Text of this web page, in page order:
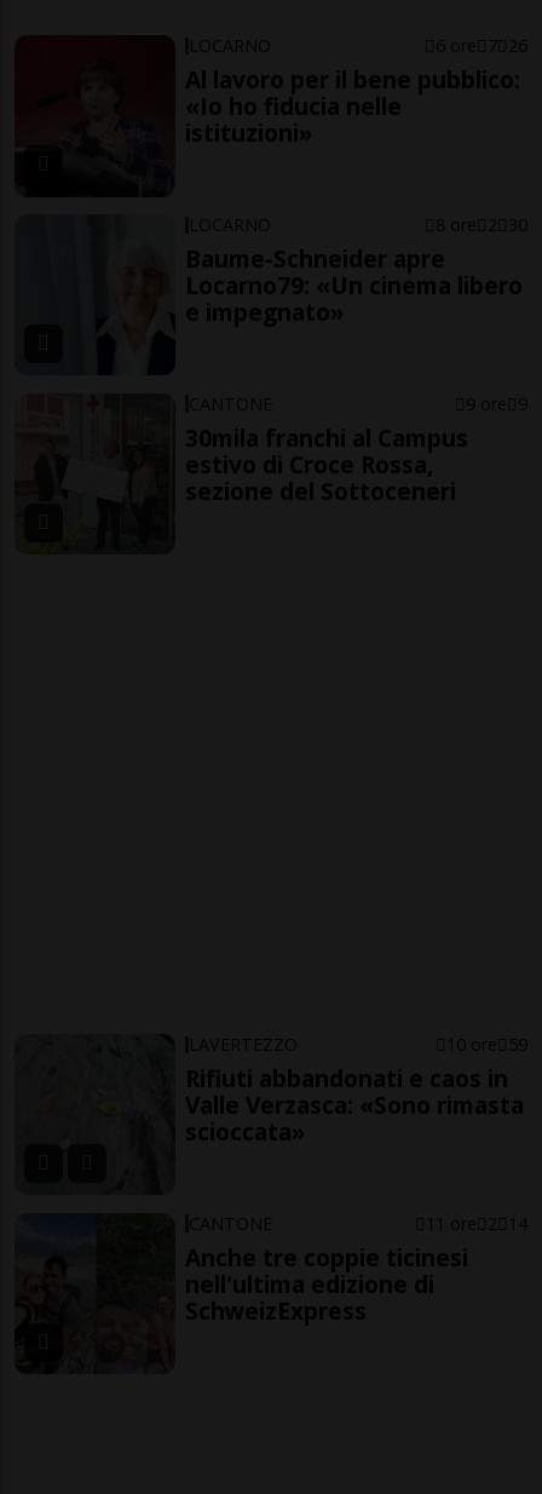
LOCARNO 6 ore 7 26
Al lavoro per il bene pubblico:
«Io ho fiducia nelle
istituzioni»
LOCARNO 8 ore 2 30
Baume-Schneider apre
Locarno79: «Un cinema libero
e impegnato»
CANTONE 9 ore 9
30mila franchi al Campus
estivo di Croce Rossa,
sezione del Sottoceneri
LAVERTEZZO 10 ore 59
Rifiuti abbandonati e caos in
Valle Verzasca: «Sono rimasta
scioccata»
CANTONE 11 ore 2 14
Anche tre coppie ticinesi
nell'ultima edizione di
SchweizExpress